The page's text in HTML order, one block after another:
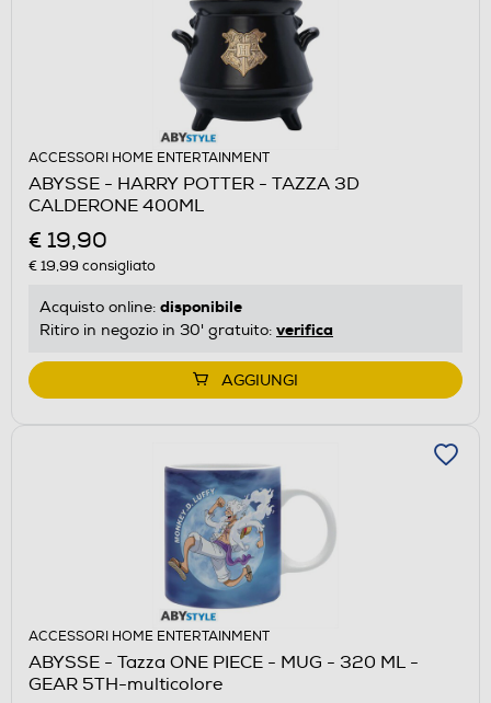
ACCESSORI HOME ENTERTAINMENT
ABYSSE - HARRY POTTER - TAZZA 3D
CALDERONE 400ML
€ 19,90
€ 19,99 consigliato
Acquisto online: disponibile
Ritiro in negozio in 30' gratuito: verifica
AGGIUNGI
ACCESSORI HOME ENTERTAINMENT
ABYSSE - Tazza ONE PIECE - MUG - 320 ML -
GEAR 5TH-multicolore